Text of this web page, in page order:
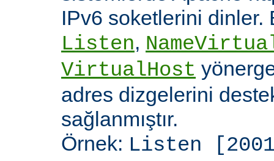
IPv6 soketlerini dinler.
Listen,
VirtualHost
adres dizgelerini
sağlanmıştır.
Örnek: Listen